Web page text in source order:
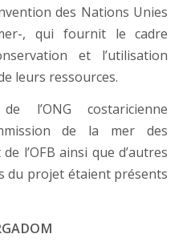
des Nations Unies
, qui fournit le cadre
et l’utilisation
leurs ressources.
l’ONG costaricienne
de la mer des
l’OFB ainsi que d’autres
du projet étaient présents